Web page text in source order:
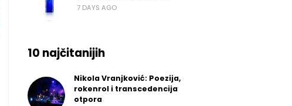
7 DAYS AGO
10 najčitanijih
Nikola Vranjković: Poezija,
rokenrol i transcedencija
otpora